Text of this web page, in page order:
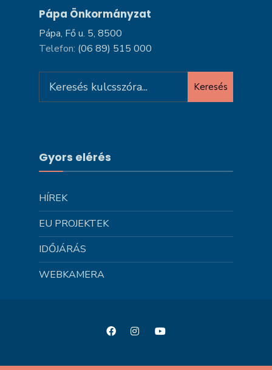
Pápa Önkormányzat
Pápa, Fő u. 5, 8500
Telefon: (06 89) 515 000
for:
Keresés
Gyors elérés
HÍREK
EU PROJEKTEK
IDŐJÁRÁS
WEBKAMERA